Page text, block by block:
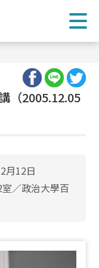
（2005.12.05
月12日
／政治大學百